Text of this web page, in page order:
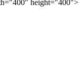
height="400">